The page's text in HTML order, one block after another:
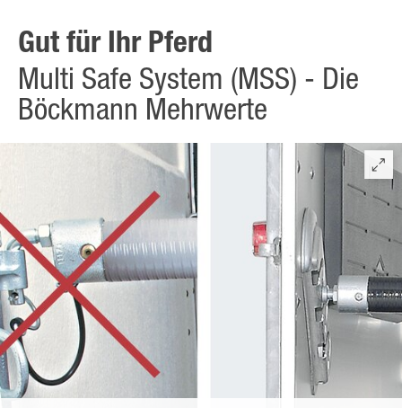
Gut für Ihr Pferd
Multi Safe System (MSS) - Die
Böckmann Mehrwerte